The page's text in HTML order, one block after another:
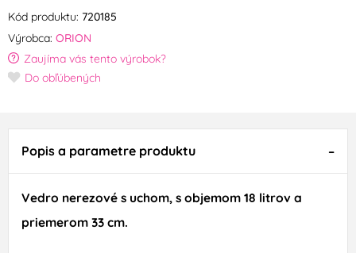
Kód produktu: 720185
Výrobca: ORION
Zaujíma vás tento výrobok?
Do obľúbených
Popis a parametre produktu
Vedro nerezové s uchom, s objemom 18 litrov a
priemerom 33 cm.